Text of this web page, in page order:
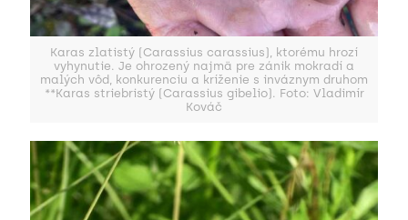
Karas zlatistý (Carassius carassius), ktorému hrozí
vyhynutie. Je ohrozený najmä pre zánik mokradí a
malých vôd, konkurenciu a kríženie s inváznym druhom
**Karas striebristý (Carassius gibelio). Foto: Vladimír
Kováč